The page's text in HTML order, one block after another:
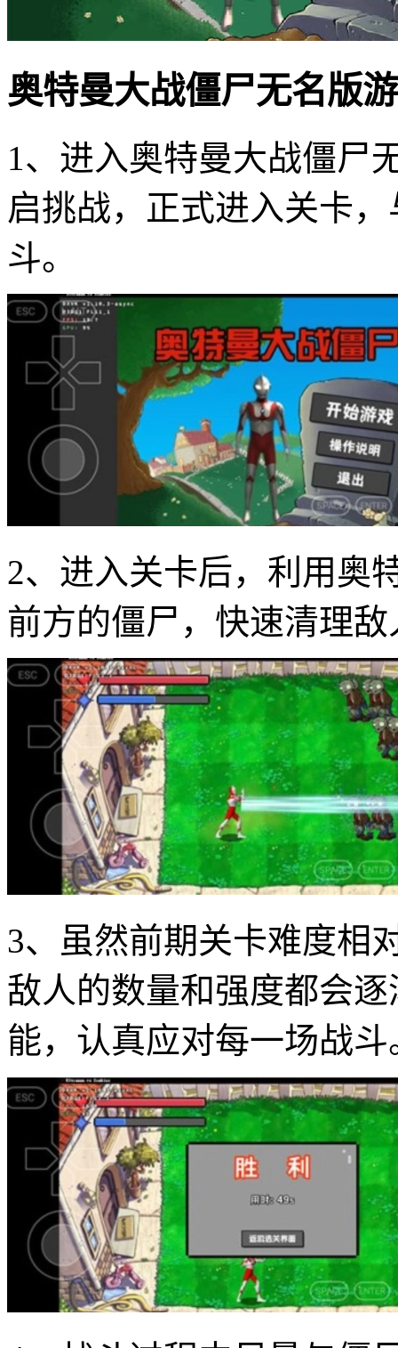
奥特曼大战僵尸无名版
1、进入奥特曼大战僵尸
启挑战，正式进入关卡
斗。
2、进入关卡后，利用奥
前方的僵尸，快速清理
3、虽然前期关卡难度相
敌人的数量和强度都会
能，认真应对每一场战斗